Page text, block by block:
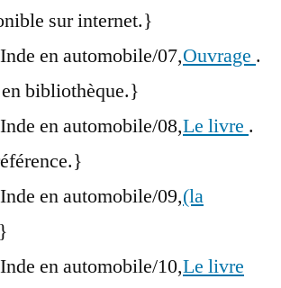
sur internet.}
en automobile/07,Ouvrage .
bibliothèque.}
en automobile/08,Le livre .
en automobile/09,(la
en automobile/10,Le livre